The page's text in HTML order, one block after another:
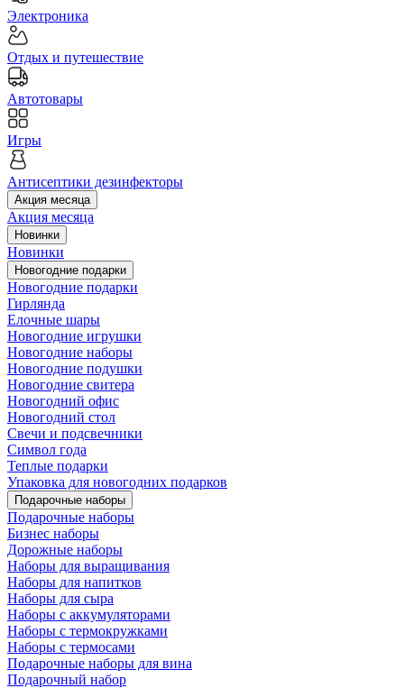
Электроника
Отдых и путешествие
Автотовары
Игры
Антисептики дезинфекторы
Акция месяца
Акция месяца
Новинки
Новинки
Новогодние подарки
Новогодние подарки
Гирлянда
Елочные шары
Новогодние игрушки
Новогодние наборы
Новогодние подушки
Новогодние свитера
Новогодний офис
Новогодний стол
Свечи и подсвечники
Символ года
Теплые подарки
Упаковка для новогодних подарков
Подарочные наборы
Подарочные наборы
Бизнес наборы
Дорожные наборы
Наборы для выращивания
Наборы для напитков
Наборы для сыра
Наборы с аккумуляторами
Наборы с термокружками
Наборы с термосами
Подарочные наборы для вина
Подарочный набор